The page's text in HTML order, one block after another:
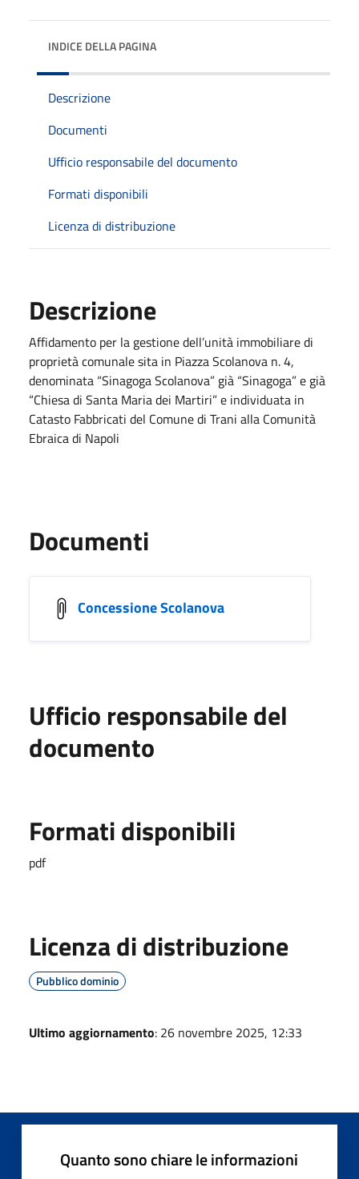
INDICE DELLA PAGINA
Descrizione
Documenti
Ufficio responsabile del documento
Formati disponibili
Licenza di distribuzione
Descrizione
Affidamento per la gestione dell’unità immobiliare di
proprietà comunale sita in Piazza Scolanova n. 4,
denominata “Sinagoga Scolanova” già “Sinagoga” e già
“Chiesa di Santa Maria dei Martiri” e individuata in
Catasto Fabbricati del Comune di Trani alla Comunità
Ebraica di Napoli
Documenti
Concessione Scolanova
Ufficio responsabile del
documento
Formati disponibili
pdf
Licenza di distribuzione
Pubblico dominio
Ultimo aggiornamento: 26 novembre 2025, 12:33
Quanto sono chiare le informazioni